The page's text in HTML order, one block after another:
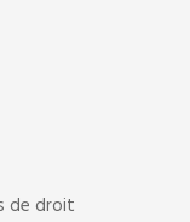
de droit